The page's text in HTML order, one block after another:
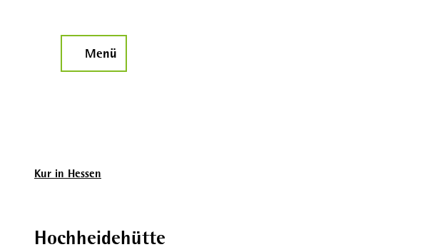
Menü
Kur in Hessen
Hochheidehütte